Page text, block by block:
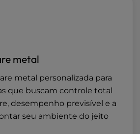
metal
metal personalizada para
que buscam controle total
desempenho previsível e a
seu ambiente do jeito